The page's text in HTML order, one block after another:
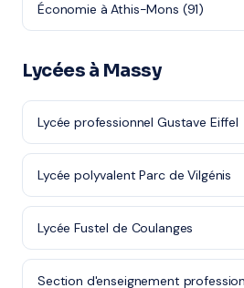
Économie à Athis-Mons (91)
Lycées à Massy
Lycée professionnel Gustave Eiffel
Lycée polyvalent Parc de Vilgénis
Lycée Fustel de Coulanges
Section d'enseignement